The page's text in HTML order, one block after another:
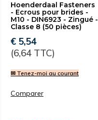
Hoenderdaal Fasteners
- Ecrous pour brides -
M10 - DIN6923 - Zingué -
Classe 8 (50 pièces)
€ 5,54
(6,64 TTC)
✉ Tenez-moi au courant
Comparer